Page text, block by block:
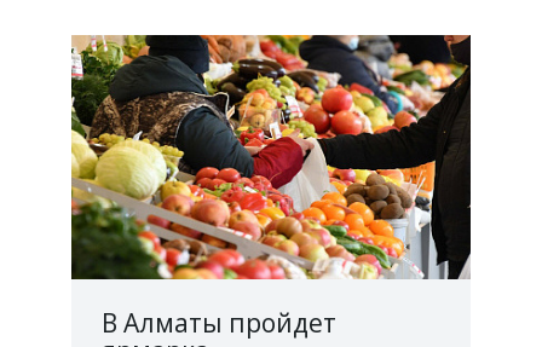
В Алматы пройдет